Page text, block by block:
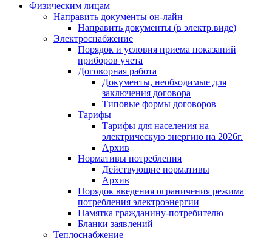
Физическим лицам
Направить документы он-лайн
Направить документы (в электр.виде)
Электроснабжение
Порядок и условия приема показаний
приборов учета
Договорная работа
Документы, необходимые для
заключения договора
Типовые формы договоров
Тарифы
Тарифы для населения на
электрическую энергию на 2026г.
Архив
Нормативы потребления
Действующие нормативы
Архив
Порядок введения ограничения режима
потребления электроэнергии
Памятка гражданину-потребителю
Бланки заявлений
Теплоснабжение